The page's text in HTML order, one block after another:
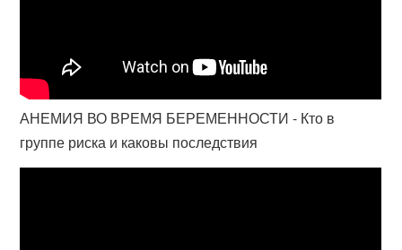
АНЕМИЯ ВО ВРЕМЯ БЕРЕМЕННОСТИ - Кто в
группе риска и каковы последствия